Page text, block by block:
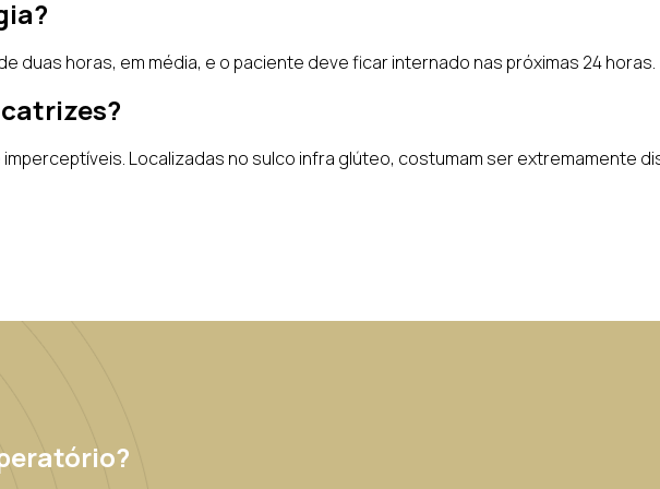
duas horas, em média, e o paciente deve ficar internado nas próximas 24 horas.
Localizadas no sulco infra glúteo, costumam ser extremamente